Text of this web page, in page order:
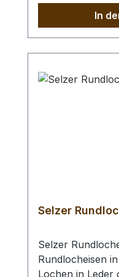
patentrechtlich
Remscheid /
Kraftersparnis
In
Selzer
Selzer
Rundlocheisen
Lochen in Leder